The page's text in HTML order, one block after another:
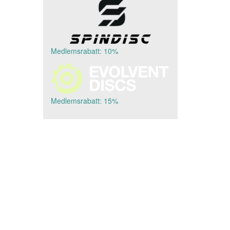
Medlemsrabatt: 10%
Medlemsrabatt: 15%